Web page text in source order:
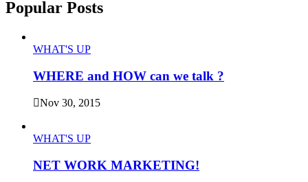
Popular Posts
WHAT'S UP
WHERE and HOW can we talk ?
Nov 30, 2015
WHAT'S UP
NET WORK MARKETING!